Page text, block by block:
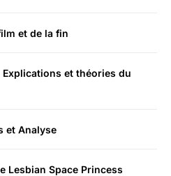
et de la fin
et théories du
et Analyse
Lesbian Space Princess